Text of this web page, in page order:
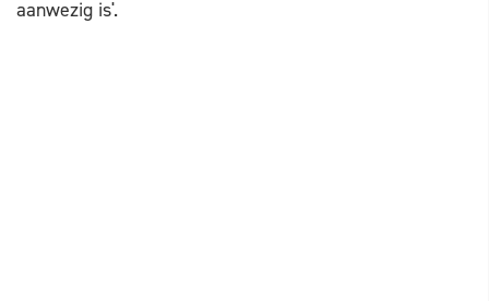
aanwezig is'.